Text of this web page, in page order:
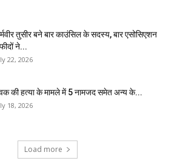
तुसीर बने बार काउंसिल के सदस्य, बार एसोसिएशन
ने...
22, 2026
की हत्या के मामले में 5 नामजद समेत अन्य के...
18, 2026
Load more